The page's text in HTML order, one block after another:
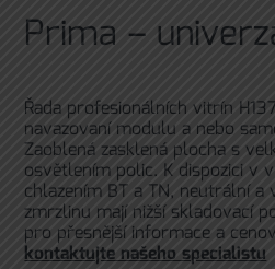
Prima –
Řada profesionálních vitrín
navazovaní modulu a nebo
Zaoblená zasklená plocha s
osvětlením polic. K dispozici v
chlazením BT a TN, neutrální
zmrzlinu mají nižší skladovací
pro přesnější informace a
kontaktujte našeho specialistu